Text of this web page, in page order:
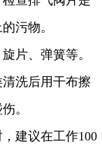
污物。
片、弹簧等。
洗后用干布擦
。
建议在工作100